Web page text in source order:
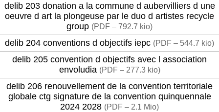
delib 203 donation a la commune d aubervilliers d une
oeuvre d art la plongeuse par le duo d artistes recycle
group (PDF – 792.7 kio)
delib 204 conventions d objectifs iepc (PDF – 544.7 kio)
delib 205 convention d objectifs avec l association
envoludia (PDF – 277.3 kio)
delib 206 renouvellement de la convention territoriale
globale ctg signature de la convention quinquennale
2024 2028 (PDF – 2.1 Mio)